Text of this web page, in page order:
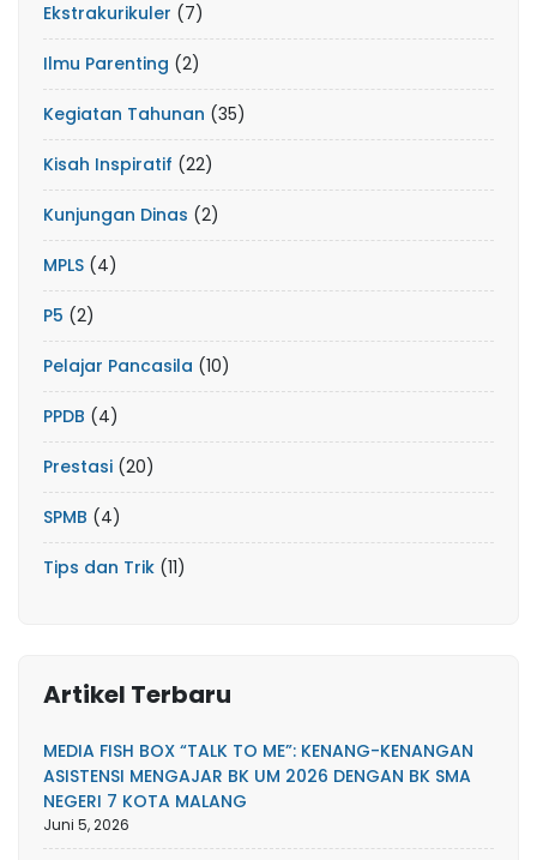
Ekstrakurikuler (7)
Ilmu Parenting (2)
Kegiatan Tahunan (35)
Kisah Inspiratif (22)
Kunjungan Dinas (2)
MPLS (4)
P5 (2)
Pelajar Pancasila (10)
PPDB (4)
Prestasi (20)
SPMB (4)
Tips dan Trik (11)
Artikel Terbaru
MEDIA FISH BOX “TALK TO ME”: KENANG-KENANGAN
ASISTENSI MENGAJAR BK UM 2026 DENGAN BK SMA
NEGERI 7 KOTA MALANG
Juni 5, 2026